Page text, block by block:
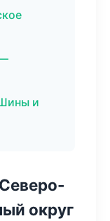
и
округ